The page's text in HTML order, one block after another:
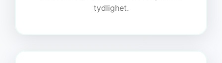
tydlighet.